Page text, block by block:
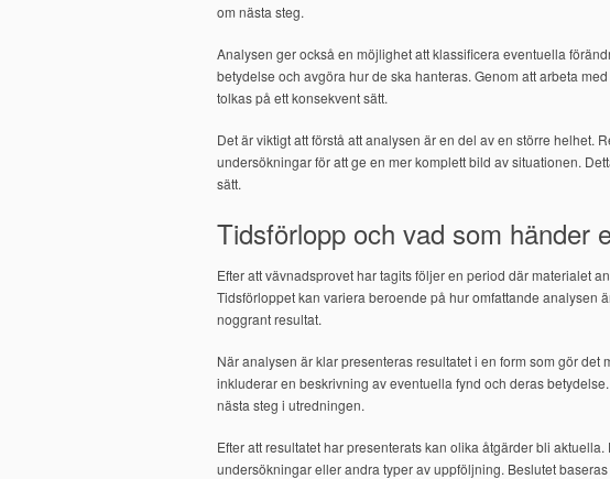
om nästa steg.
Analysen ger också en möjlighet att klassificera eventuella
betydelse och avgöra hur de ska hanteras. Genom att arbeta
tolkas på ett konsekvent sätt.
Det är viktigt att förstå att analysen är en del av en större helhet.
undersökningar för att ge en mer komplett bild av situationen.
sätt.
Tidsförlopp och vad som händer
Efter att vävnadsprovet har tagits följer en period där materialet
Tidsförloppet kan variera beroende på hur omfattande analysen
noggrant resultat.
När analysen är klar presenteras resultatet i en form som gör det
inkluderar en beskrivning av eventuella fynd och deras
nästa steg i utredningen.
Efter att resultatet har presenterats kan olika åtgärder bli
undersökningar eller andra typer av uppföljning. Beslutet